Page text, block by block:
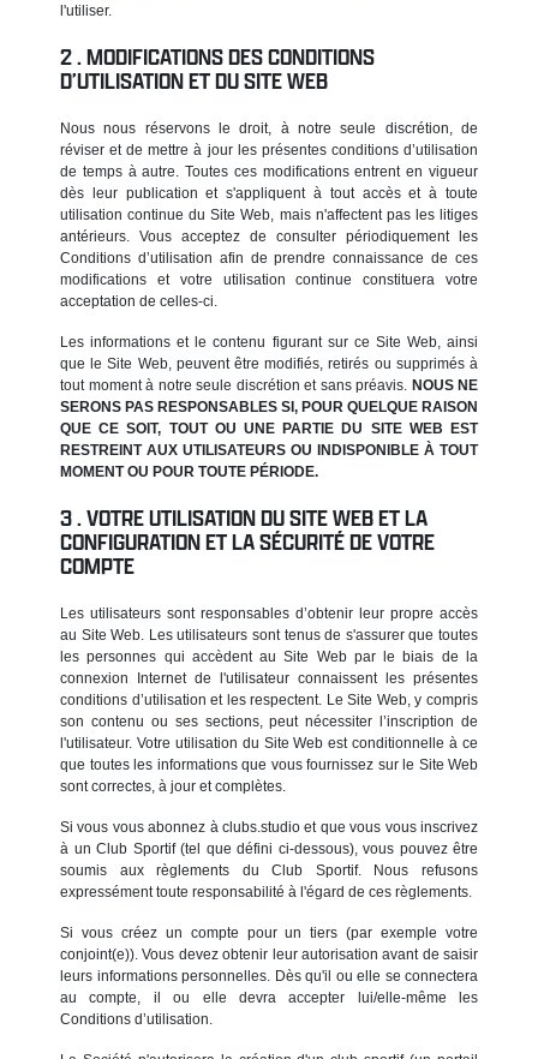
l'utiliser.
MODIFICATIONS DES CONDITIONS
D’UTILISATION ET DU SITE WEB
Nous nous réservons le droit, à notre seule discrétion, de
réviser et de mettre à jour les présentes conditions d’utilisation
de temps à autre. Toutes ces modifications entrent en vigueur
dès leur publication et s'appliquent à tout accès et à toute
utilisation continue du Site Web, mais n'affectent pas les litiges
antérieurs. Vous acceptez de consulter périodiquement les
Conditions d’utilisation afin de prendre connaissance de ces
modifications et votre utilisation continue constituera votre
acceptation de celles-ci.
Les informations et le contenu figurant sur ce Site Web, ainsi
que le Site Web, peuvent être modifiés, retirés ou supprimés à
tout moment à notre seule discrétion et sans préavis. NOUS NE
SERONS PAS RESPONSABLES SI, POUR QUELQUE RAISON
QUE CE SOIT, TOUT OU UNE PARTIE DU SITE WEB EST
RESTREINT AUX UTILISATEURS OU INDISPONIBLE À TOUT
MOMENT OU POUR TOUTE PÉRIODE.
VOTRE UTILISATION DU SITE WEB ET LA
CONFIGURATION ET LA SÉCURITÉ DE VOTRE
COMPTE
Les utilisateurs sont responsables d’obtenir leur propre accès
au Site Web. Les utilisateurs sont tenus de s'assurer que toutes
les personnes qui accèdent au Site Web par le biais de la
connexion Internet de l'utilisateur connaissent les présentes
conditions d’utilisation et les respectent. Le Site Web, y compris
son contenu ou ses sections, peut nécessiter l’inscription de
l'utilisateur. Votre utilisation du Site Web est conditionnelle à ce
que toutes les informations que vous fournissez sur le Site Web
sont correctes, à jour et complètes.
Si vous vous abonnez à clubs.studio et que vous vous inscrivez
à un Club Sportif (tel que défini ci-dessous), vous pouvez être
soumis aux règlements du Club Sportif. Nous refusons
expressément toute responsabilité à l'égard de ces règlements.
Si vous créez un compte pour un tiers (par exemple votre
conjoint(e)). Vous devez obtenir leur autorisation avant de saisir
leurs informations personnelles. Dès qu'il ou elle se connectera
au compte, il ou elle devra accepter lui/elle-même les
Conditions d’utilisation.